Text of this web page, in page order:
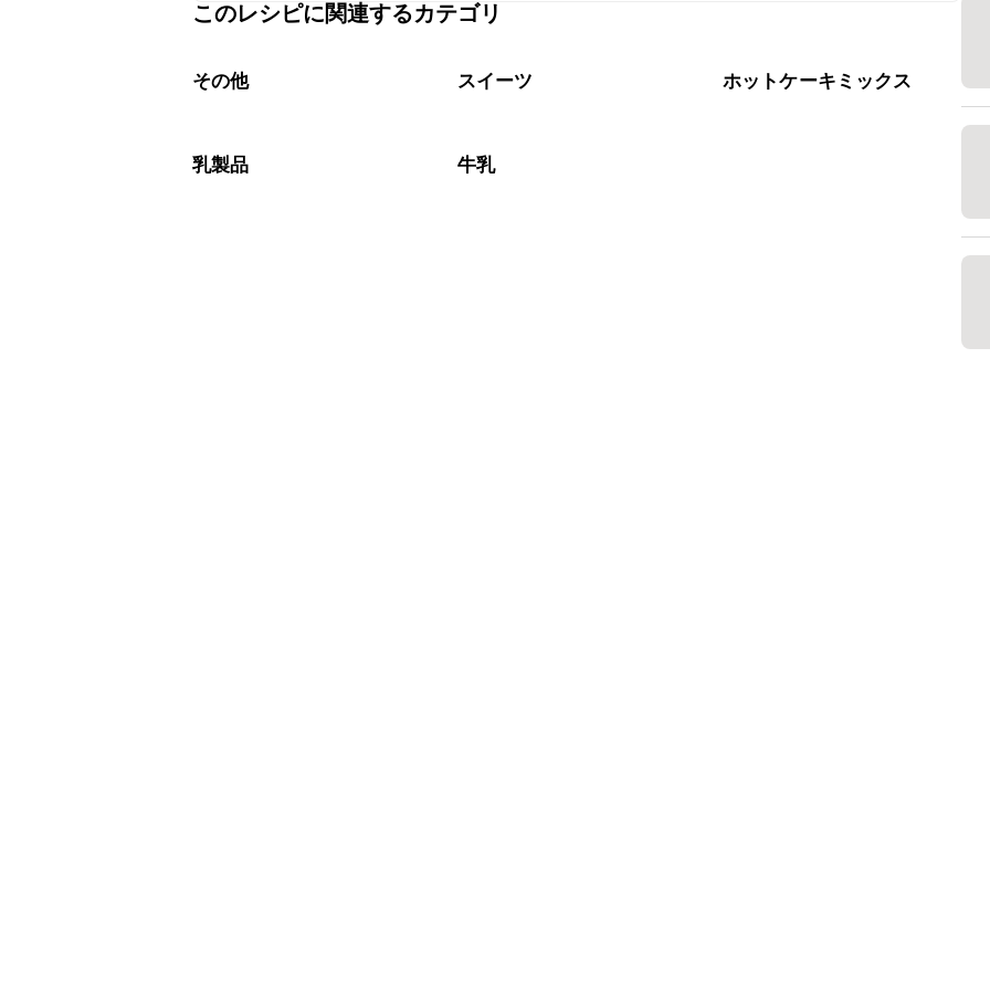
保存期間は常温で2~3日が目安です。なるべくお早めにお召し上がりください。
※日持ちは目安です。
このレシピに関連するカテゴリ
その他 スイーツ ホットケーキミックス
乳製品 牛乳